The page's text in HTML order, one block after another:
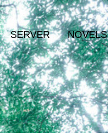
SERVER NOVELS